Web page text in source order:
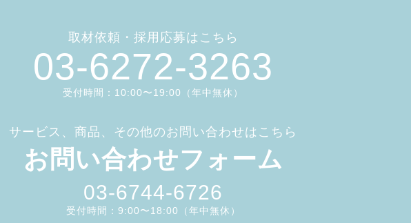
取材依頼・採用応募はこちら
03-6272-3263
受付時間：10:00〜19:00（年中無休）
サービス、商品、その他のお問い合わせはこちら
お問い合わせフォーム
03-6744-6726
受付時間：9:00〜18:00（年中無休）